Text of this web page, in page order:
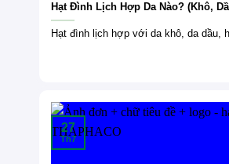
Hạt Đình Lịch Hợp Da Nào? (Khô,
Hạt đình lịch hợp với da khô, da dầu,
27
Th7